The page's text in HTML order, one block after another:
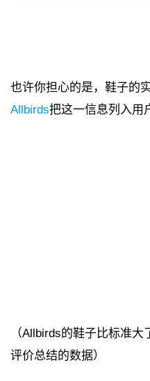
也许你担心的是，鞋子的
Allbirds把这一信息列入用
（Allbirds的鞋子比标准
评价总结的数据）